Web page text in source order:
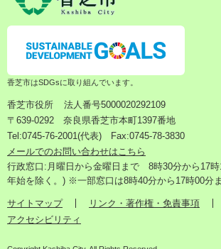
香芝市はSDGsに取り組んでいます。
香芝市役所
法人番号5000020292109
〒639-0292 奈良県香芝市本町1397番地
Tel:0745-76-2001(代表) Fax:0745-78-3830
メールでのお問い合わせはこちら
行政窓口:月曜日から金曜日まで 8時30分から17
年始を除く。) ※一部窓口は8時40分から17時00分
サイトマップ リンク・著作権・免責事項
アクセシビリティ